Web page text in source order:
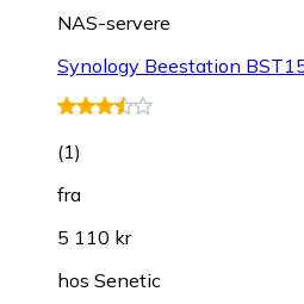
NAS-servere
Synology Beestation
(1)
fra
5 110 kr
hos Senetic